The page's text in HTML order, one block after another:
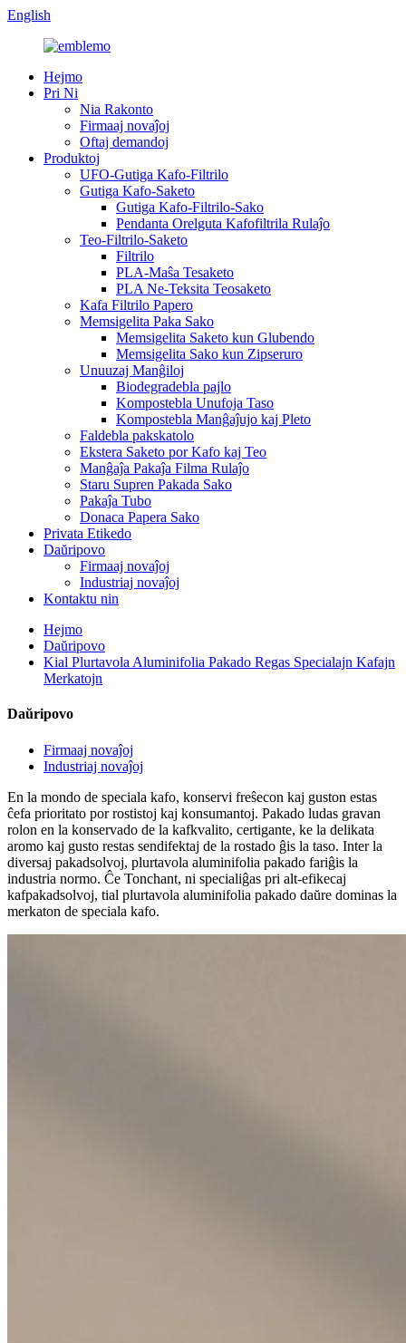
English
Hejmo
Pri Ni
Nia Rakonto
Firmaaj novaĵoj
Oftaj demandoj
Produktoj
UFO-Gutiga Kafo-Filtrilo
Gutiga Kafo-Saketo
Gutiga Kafo-Filtrilo-Sako
Pendanta Orelguta Kafofiltrila Rulaĵo
Teo-Filtrilo-Saketo
Filtrilo
PLA-Maŝa Tesaketo
PLA Ne-Teksita Teosaketo
Kafa Filtrilo Papero
Memsigelita Paka Sako
Memsigelita Saketo kun Glubendo
Memsigelita Sako kun Zipseruro
Unuuzaj Manĝiloj
Biodegradebla pajlo
Kompostebla Unufoja Taso
Kompostebla Manĝaĵujo kaj Pleto
Faldebla pakskatolo
Ekstera Saketo por Kafo kaj Teo
Manĝaĵa Pakaĵa Filma Rulaĵo
Staru Supren Pakada Sako
Pakaĵa Tubo
Donaca Papera Sako
Privata Etikedo
Daŭripovo
Firmaaj novaĵoj
Industriaj novaĵoj
Kontaktu nin
Hejmo
Daŭripovo
Kial Plurtavola Aluminifolia Pakado Regas Specialajn Kafajn
Merkatojn
Daŭripovo
Firmaaj novaĵoj
Industriaj novaĵoj
En la mondo de speciala kafo, konservi freŝecon kaj guston estas
ĉefa prioritato por rostistoj kaj konsumantoj. Pakado ludas gravan
rolon en la konservado de la kafkvalito, certigante, ke la delikata
aromo kaj gusto restas sendifektaj de la rostado ĝis la taso. Inter la
diversaj pakadsolvoj, plurtavola aluminifolia pakado fariĝis la
industria normo. Ĉe Tonchant, ni specialiĝas pri alt-efikecaj
kafpakadsolvoj, tial plurtavola aluminifolia pakado daŭre dominas la
merkaton de speciala kafo.